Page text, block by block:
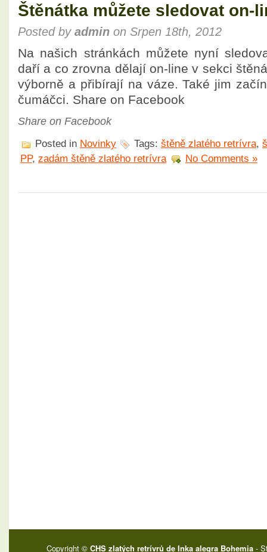
Štěnátka můžete sledovat on-
Posted by admin on Srpen 18th, 2012
Na našich stránkách můžete nyní
daří a co zrovna dělají on-line v sekci
výborně a přibírají na váze. Také jim
čumáčci. Share on Facebook
Share on Facebook
Posted in Novinky Tags: štěně zlatého retrívra,
PP, zadám štěně zlatého retrívra No Comments »
Copyright © CHS zlatých retrívrů de Inka alegra Bohemia -